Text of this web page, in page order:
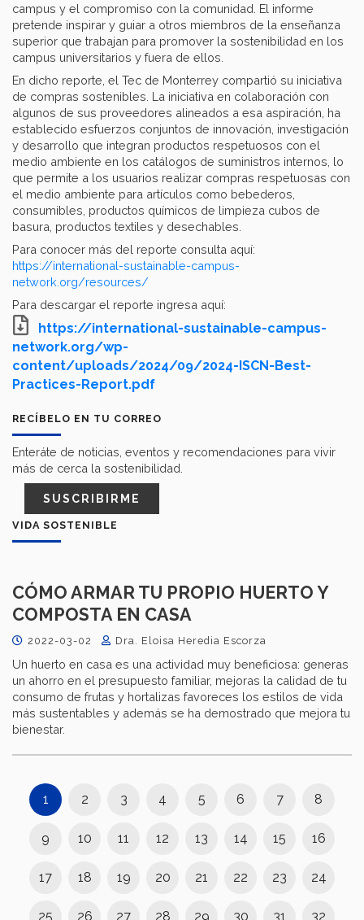
campus y el compromiso con la comunidad. El informe
pretende inspirar y guiar a otros miembros de la enseñanza
superior que trabajan para promover la sostenibilidad en los
campus universitarios y fuera de ellos.
En dicho reporte, el Tec de Monterrey compartió su iniciativa
de compras sostenibles. La iniciativa en colaboración con
algunos de sus proveedores alineados a esa aspiración, ha
establecido esfuerzos conjuntos de innovación, investigación
y desarrollo que integran productos respetuosos con el
medio ambiente en los catálogos de suministros internos, lo
que permite a los usuarios realizar compras respetuosas con
el medio ambiente para artículos como bebederos,
consumibles, productos químicos de limpieza cubos de
basura, productos textiles y desechables.
Para conocer más del reporte consulta aquí:
https://international-sustainable-campus-
network.org/resources/
Para descargar el reporte ingresa aquí:
https://international-sustainable-campus-
network.org/wp-
content/uploads/2024/09/2024-ISCN-Best-
Practices-Report.pdf
RECÍBELO EN TU CORREO
Enteráte de noticias, eventos y recomendaciones para vivir
más de cerca la sostenibilidad.
SUSCRIBIRME
VIDA SOSTENIBLE
CÓMO ARMAR TU PROPIO HUERTO Y
COMPOSTA EN CASA
2022-03-02 Dra. Eloisa Heredia Escorza
Un huerto en casa es una actividad muy beneficiosa: generas
un ahorro en el presupuesto familiar, mejoras la calidad de tu
consumo de frutas y hortalizas favoreces los estilos de vida
más sustentables y además se ha demostrado que mejora tu
bienestar.
1 2 3 4 5 6 7 8
9 10 11 12 13 14 15 16
17 18 19 20 21 22 23 24
25 26 27 28 29 30 31 32